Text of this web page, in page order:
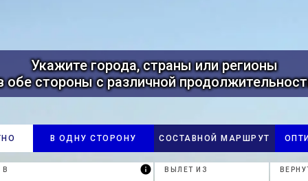
Укажите города, страны или регионы
обе стороны с различной
В ОДНУ СТОРОНУ СОСТАВНОЙ МАРШРУТ
В info ВЫЛЕТ ИЗ